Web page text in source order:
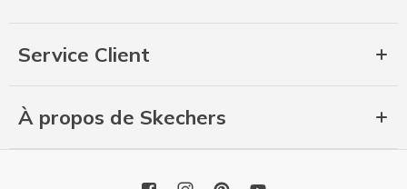
Service Client
À propos de Skechers